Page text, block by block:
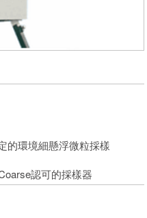
的環境細懸浮微粒採樣
認可的採樣器